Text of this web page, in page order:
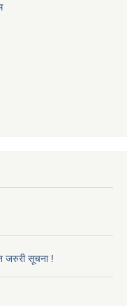
जरुरी सूचना !